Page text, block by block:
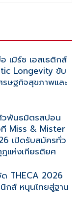
เมิร์ซ เอสเธติกส์
Longevity ขับ
รษฐกิจสุขภาพและ
วพันธมิตรสปอน
ที Miss & Mister
เปิดรับสมัครทั่ว
แห่งเกียรติยศ
THECA 2026
กส์ หนุนไทยสู่ฐาน